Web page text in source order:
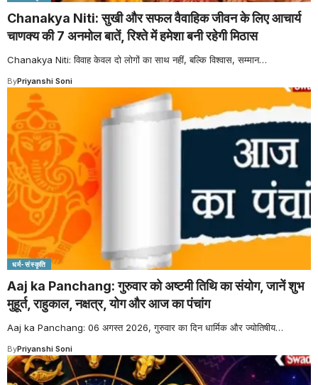
Chanakya Niti: सुखी और सफल वैवाहिक जीवन के लिए आचार्य
चाणक्य की 7 अनमोल बातें, रिश्ते में हमेशा बनी रहेगी मिठास
Chanakya Niti: विवाह केवल दो लोगों का साथ नहीं, बल्कि विश्वास, सम्मान…
ByPriyanshi Soni
धर्म-संस्कृति
Aaj ka Panchang: गुरुवार को अष्टमी तिथि का संयोग, जानें शुभ
मुहूर्त, राहुकाल, नक्षत्र, योग और आज का पंचांग
Aaj ka Panchang: 06 अगस्त 2026, गुरुवार का दिन धार्मिक और ज्योतिषीय…
ByPriyanshi Soni